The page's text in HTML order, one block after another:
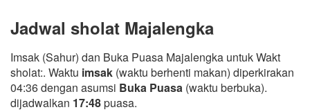
Jadwal sholat Majalengka
Imsak (Sahur) dan Buka Puasa Majalengka untuk Wakt
sholat:. Waktu imsak (waktu berhenti makan) diperkirakan
04:36 dengan asumsi Buka Puasa (waktu berbuka).
dijadwalkan 17:48puasa.